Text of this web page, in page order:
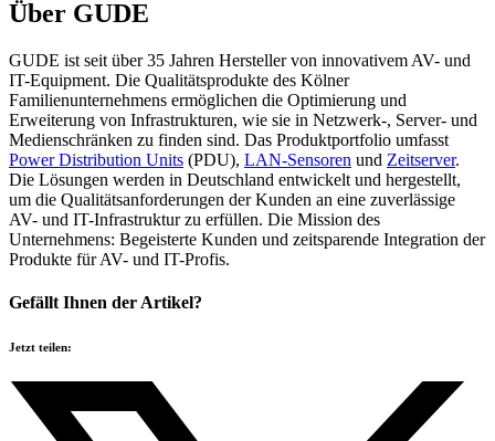
Über GUDE
GUDE ist seit über 35 Jahren Hersteller von innovativem AV- und
IT-Equipment. Die Qualitätsprodukte des Kölner
Familienunternehmens ermöglichen die Optimierung und
Erweiterung von Infrastrukturen, wie sie in Netzwerk-, Server- und
Medienschränken zu finden sind. Das Produktportfolio umfasst
Power Distribution Units (PDU), LAN-Sensoren und Zeitserver.
Die Lösungen werden in Deutschland entwickelt und hergestellt,
um die Qualitätsanforderungen der Kunden an eine zuverlässige
AV- und IT-Infrastruktur zu erfüllen. Die Mission des
Unternehmens: Begeisterte Kunden und zeitsparende Integration der
Produkte für AV- und IT-Profis.
Gefällt Ihnen der Artikel?
Jetzt teilen: